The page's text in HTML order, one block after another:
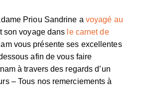
Priou Sandrine a voyagé au
son voyage dans le carnet de
vous présente ses excellentes
afin de vous faire
à travers des regards d’un
– Tous nos remerciements à